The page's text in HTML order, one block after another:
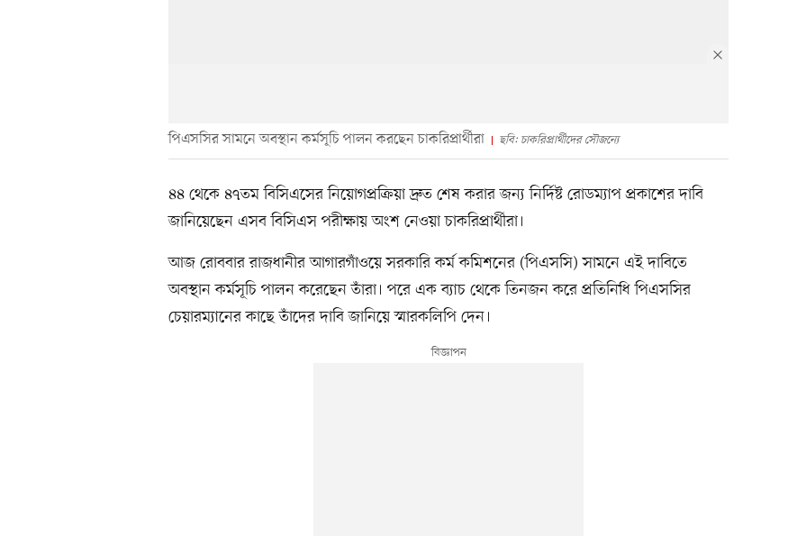
পিএসসির সামনে অবস্থান কর্মসূচি পালন করছেন চাকরিপ্রার্থীরা ছবি: চাকরিপ্রার্থীদের সৌজন্যে
৪৪ থেকে ৪৭তম বিসিএসের নিয়োগপ্রক্রিয়া দ্রুত শেষ করার জন্য নির্দিষ্ট রোডম্যাপ প্রকাশের দাবি
জানিয়েছেন এসব বিসিএস পরীক্ষায় অংশ নেওয়া চাকরিপ্রার্থীরা।
আজ রোববার রাজধানীর আগারগাঁওয়ে সরকারি কর্ম কমিশনের (পিএসসি) সামনে এই দাবিতে
অবস্থান কর্মসূচি পালন করেছেন তাঁরা। পরে এক ব্যাচ থেকে তিনজন করে প্রতিনিধি পিএসসির
চেয়ারম্যানের কাছে তাঁদের দাবি জানিয়ে স্মারকলিপি দেন।